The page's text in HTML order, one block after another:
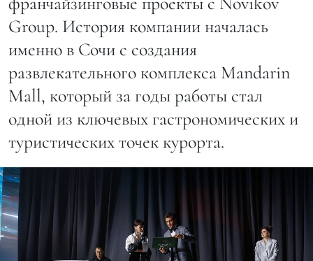
Group. История компании началась
именно в Сочи с создания
развлекательного комплекса Mandarin
Mall, который за годы работы стал
одной из ключевых гастрономических и
туристических точек курорта.